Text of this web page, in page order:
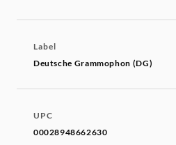
Label
Deutsche Grammophon (DG)
UPC
00028948662630